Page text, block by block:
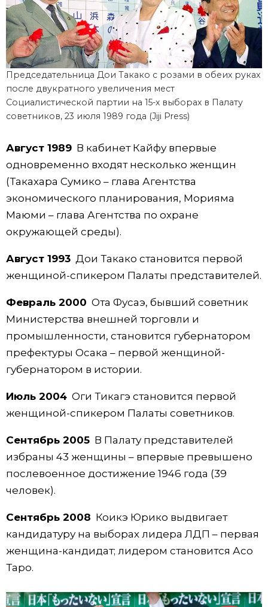
Председательница Дои Такако с розами в обеих руках
после двукратного увеличения мест
Социалистической партии на 15-х выборах в Палату
советников, 23 июля 1989 года (Jiji Press)
Август 1989В кабинет Кайфу впервые
одновременно входят несколько женщин
(Такахара Сумико – глава Агентства
экономического планирования, Морияма
Маюми – глава Агентства по охране
окружающей среды).
Август 1993Дои Такако становится первой
женщиной-спикером Палаты представителей.
Февраль 2000 Ота Фусаэ, бывший советник
Министерства внешней торговли и
промышленности, становится губернатором
префектуры Осака – первой женщиной-
губернатором в истории.
Июль 2004Оги Тикагэ становится первой
женщиной-спикером Палаты советников.
Сентябрь 2005В Палату представителей
избраны 43 женщины – впервые превышено
послевоенное достижение 1946 года (39
человек).
Сентябрь 2008 Коикэ Юрико выдвигает
кандидатуру на выборах лидера ЛДП – первая
женщина-кандидат; лидером становится Асо
Таро.